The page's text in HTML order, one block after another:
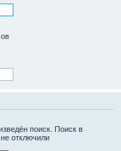
поиск. Поиск в
отключили